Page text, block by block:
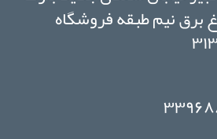
برق نیم طبقه فروشگاه